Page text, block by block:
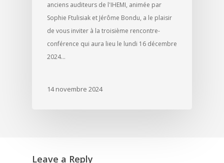
anciens auditeurs de l'IHEMI, animée par
Sophie Ftulisiak et Jérôme Bondu, a le plaisir
de vous inviter à la troisième rencontre-
conférence qui aura lieu le lundi 16 décembre
2024…
14 novembre 2024
Leave a Reply